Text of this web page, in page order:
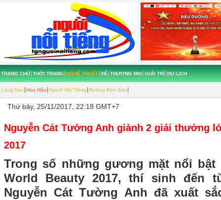
TRANG CHỦ THỜI TRANG NGHỆ THUẬT
Làng Sao Hoa Hậu Người Nổi Tiếng Đường Đến Sao
XẾ THƯƠNG MẠI GIẢI TRÍ DU LỊCH
Thứ bảy, 25/11/2017, 22:18 GMT+7
Nguyễn Cát Tường Anh giành 2 giải thưởng
2017
Trong số những gương mặt nổi
World Beauty 2017, thí sinh đến
Nguyễn Cát Tường Anh đã xuất